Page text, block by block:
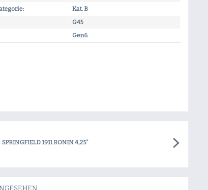
Kat. B
G45
Gen6
SPRINGFIELD 1911 RONIN 4,25"